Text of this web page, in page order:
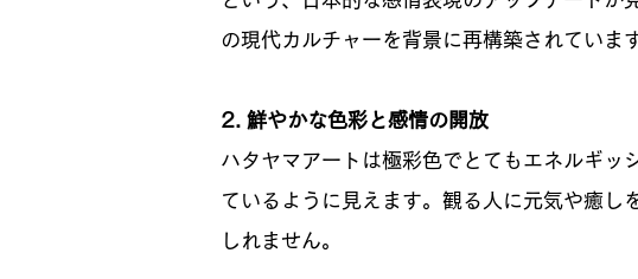
の現代カルチャーを背景に再構築されています
2. 鮮やかな色彩と感情の開放
ハタヤマアートは極彩色でとてもエネルギッ
ているように見えます。観る人に元気や癒し
しれません。